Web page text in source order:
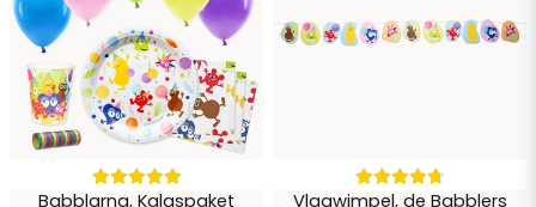
Babblarna, Kalaspaket Vlagwimpel, de Babblers